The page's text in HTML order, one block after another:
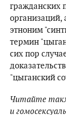
гражданских
организаций,
этноним
термин
сих пор
"цыганский
Читайте
и